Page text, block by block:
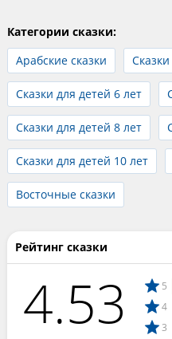
Категории сказки:
Арабские сказки
Сказки для детей 6 лет
Сказки для детей 8 лет
Сказки для детей 10 лет
Восточные сказки
Рейтинг сказки
4.53 5
4
3